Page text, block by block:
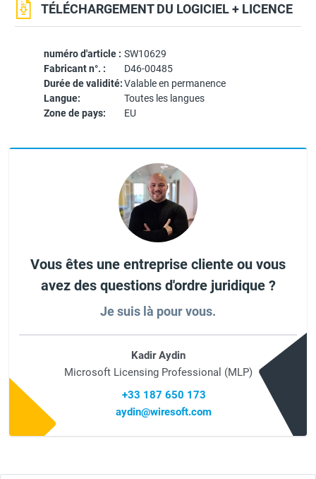
numéro d'article : SW10629
Fabricant n°. :
D46-00485
Durée de validité:Valable en permanence
Langue:
Toutes les langues
Zone de pays:
EU
TÉLÉCHARGEMENT DU LOGICIEL + LICENCE
Vous êtes une entreprise cliente ou vous
avez des questions d'ordre juridique ?
Je suis là pour vous.
Kadir Aydin
Microsoft Licensing Professional (MLP)
+33 187 650 173
aydin@wiresoft.com